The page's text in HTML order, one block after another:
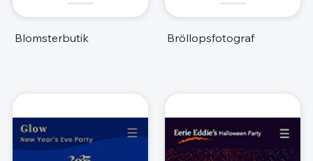
Blomsterbutik Bröllopsfotograf